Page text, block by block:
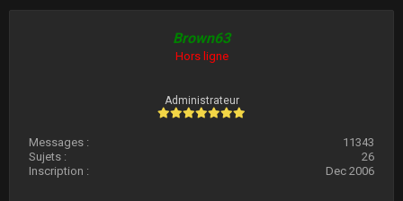
Brown63
Hors ligne
Administrateur
Messages :
11343
Sujets :
26
Inscription :
Dec 2006